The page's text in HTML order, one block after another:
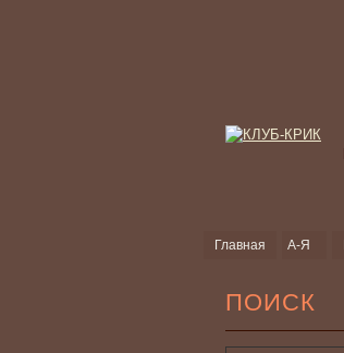
Главная А-Я
ПОИСК